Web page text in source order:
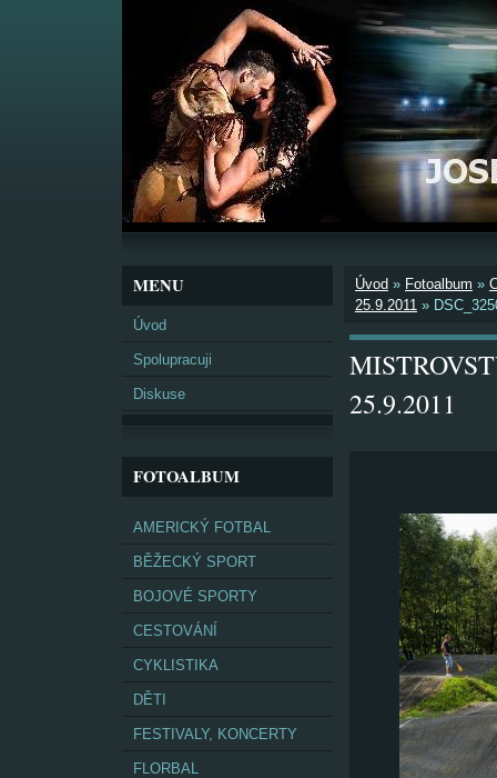
MENU
Úvod
Spolupracuji
Diskuse
FOTOALBUM
AMERICKÝ FOTBAL
BĚŽECKÝ SPORT
BOJOVÉ SPORTY
CESTOVÁNÍ
CYKLISTIKA
DĚTI
FESTIVALY, KONCERTY
FLORBAL
Úvod » Fotoalbum »
25.9.2011 »
25.9.2011